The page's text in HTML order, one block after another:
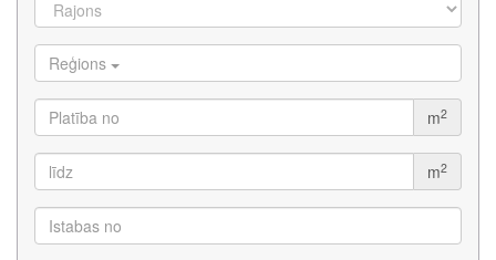
Reģions
m2
m2